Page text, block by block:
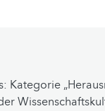
Kategorie